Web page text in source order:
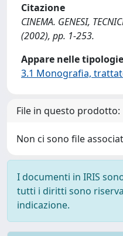
Citazione
CINEMA. GENESI,
(2002), pp. 1-253.
Appare nelle
3.1 Monografia,
File in questo prodotto:
Non ci sono file
I documenti in IRIS
tutti i diritti sono
indicazione.